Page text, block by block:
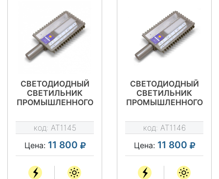
СВЕТОДИОДНЫЙ
СВЕТИЛЬНИК
ПРОМЫШЛЕННОГО
ДКУ-11-50 ТИП
STREET
код: AT1145
Цена: 11 800
СВЕТОДИОДНЫЙ
СВЕТИЛЬНИК
ПРОМЫШЛЕННОГО
ДКУ-11-60 ТИП
STREET
код: AT1146
Цена: 11 800